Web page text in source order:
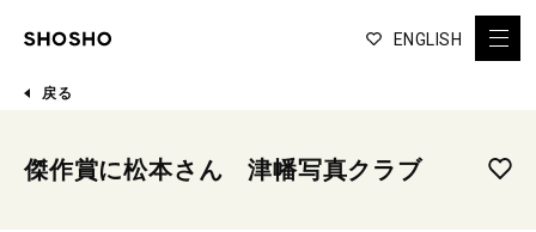
ENGLISH
戻る
傑作賞に松本さん 津幡写真クラブ